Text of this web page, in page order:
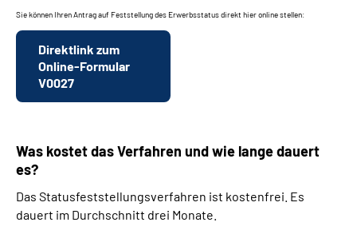
Sie können Ihren Antrag auf Feststellung des Erwerbsstatus direkt hier online stellen:
Direktlink zum
Online-Formular
V0027
Was kostet das Verfahren und wie lange dauert
es?
Das Statusfeststellungsverfahren ist kostenfrei. Es
dauert im Durchschnitt drei Monate.